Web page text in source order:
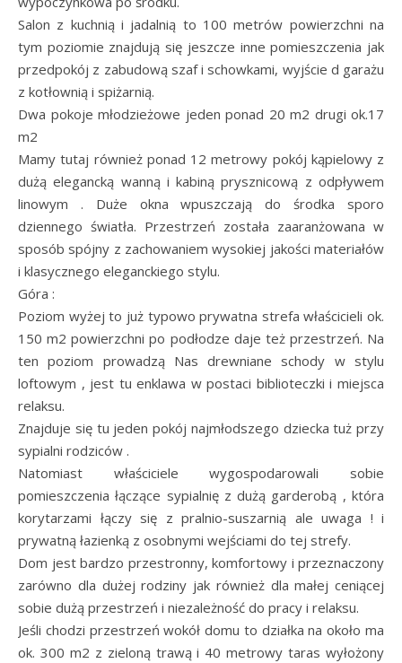
Salon z kuchnią i jadalnią to 100 metrów powierzchni na
tym poziomie znajdują się jeszcze inne pomieszczenia jak
przedpokój z zabudową szaf i schowkami, wyjście d garażu
z kotłownią i spiżarnią.
Dwa pokoje młodzieżowe jeden ponad 20 m2 drugi ok.17
m2
Mamy tutaj również ponad 12 metrowy pokój kąpielowy z
dużą elegancką wanną i kabiną prysznicową z odpływem
linowym . Duże okna wpuszczają do środka sporo
dziennego światła. Przestrzeń została zaaranżowana w
sposób spójny z zachowaniem wysokiej jakości materiałów
i klasycznego eleganckiego stylu.
Góra :
Poziom wyżej to już typowo prywatna strefa właścicieli ok.
150 m2 powierzchni po podłodze daje też przestrzeń. Na
ten poziom prowadzą Nas drewniane schody w stylu
loftowym , jest tu enklawa w postaci biblioteczki i miejsca
relaksu.
Znajduje się tu jeden pokój najmłodszego dziecka tuż przy
sypialni rodziców .
Natomiast właściciele wygospodarowali sobie
pomieszczenia łączące sypialnię z dużą garderobą , która
korytarzami łączy się z pralnio-suszarnią ale uwaga ! i
prywatną łazienką z osobnymi wejściami do tej strefy.
Dom jest bardzo przestronny, komfortowy i przeznaczony
zarówno dla dużej rodziny jak również dla małej ceniącej
sobie dużą przestrzeń i niezależność do pracy i relaksu.
Jeśli chodzi przestrzeń wokół domu to działka na około ma
ok. 300 m2 z zieloną trawą i 40 metrowy taras wyłożony